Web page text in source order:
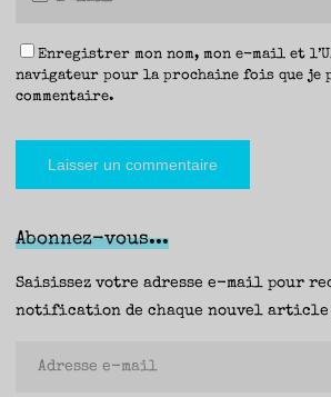
Enregistrer mon nom, mon e-mail et
navigateur pour la prochaine fois que je
commentaire.
Abonnez-vous...
Saisissez votre adresse e-mail pour
notification de chaque nouvel